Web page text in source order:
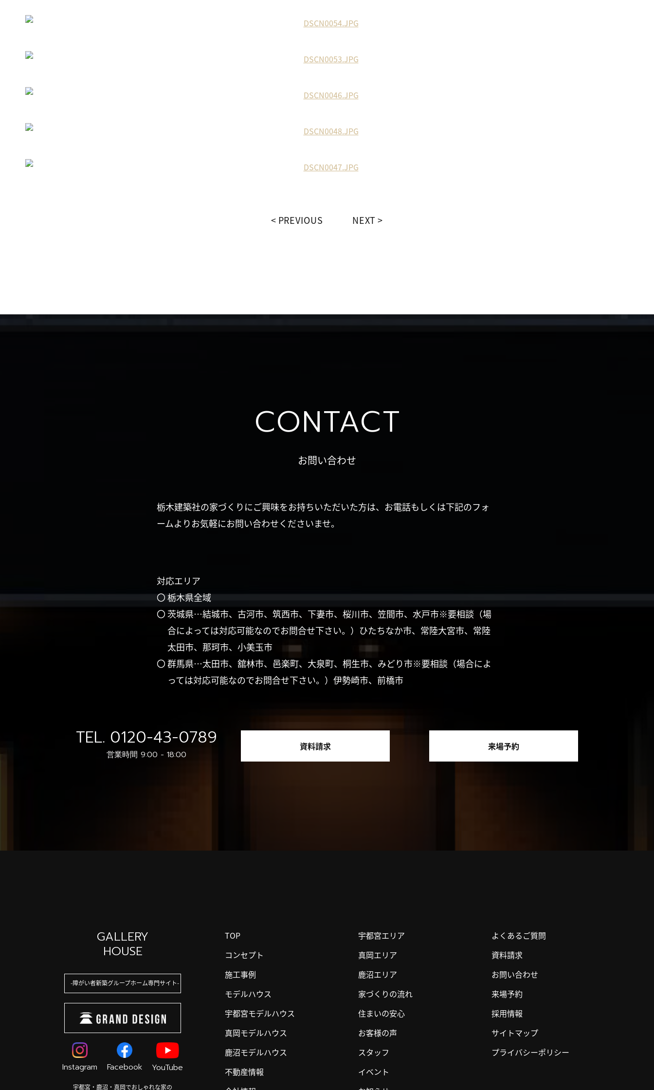
PREVIOUS NEXT
CONTACT
お問い合わせ
栃木建築社の家づくりにご興味をお持ちいただいた方は、お電話もしくは下記のフォ
ームよりお気軽にお問い合わせくださいませ。
対応エリア
〇 栃木県全域
〇 茨城県…結城市、古河市、筑西市、下妻市、桜川市、笠間市、水戸市※要相談（場
合によっては対応可能なのでお問合せ下さい。）ひたちなか市、常陸大宮市、常陸
太田市、那珂市、小美玉市
〇 群馬県…太田市、舘林市、邑楽町、大泉町、桐生市、みどり市※要相談（場合によ
っては対応可能なのでお問合せ下さい。）伊勢崎市、前橋市
TEL. 0120-43-0789
営業時間 9:00 - 18:00
資料請求 来場予約
GALLERY
HOUSE
障がい者新築グループホーム専門サイト
Instagram Facebook YouTube
宇都宮・鹿沼・真岡でおしゃれな家の
TOP
コンセプト
施工事例
モデルハウス
宇都宮モデルハウス
真岡モデルハウス
鹿沼モデルハウス
不動産情報
宇都宮エリア
真岡エリア
鹿沼エリア
家づくりの流れ
住まいの安心
お客様の声
スタッフ
イベント
よくあるご質問
資料請求
お問い合わせ
来場予約
採用情報
サイトマップ
プライバシーポリシー